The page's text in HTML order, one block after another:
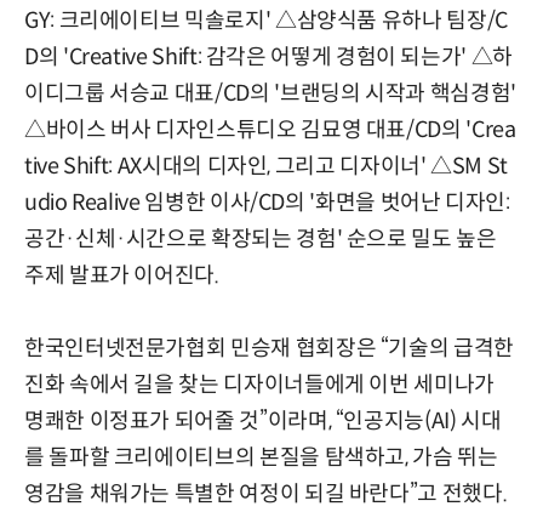
GY: 크리에이티브 믹솔로지' △삼양식품 유하나 팀장/C
D의 'Creative Shift: 감각은 어떻게 경험이 되는가' △하
이디그룹 서승교 대표/CD의 '브랜딩의 시작과 핵심경험'
△바이스 버사 디자인스튜디오 김묘영 대표/CD의 'Crea
tive Shift: AX시대의 디자인, 그리고 디자이너' △SM St
udio Realive 임병한 이사/CD의 '화면을 벗어난 디자인:
공간·신체·시간으로 확장되는 경험' 순으로 밀도 높은
주제 발표가 이어진다.
한국인터넷전문가협회 민승재 협회장은 “기술의 급격한
진화 속에서 길을 찾는 디자이너들에게 이번 세미나가
명쾌한 이정표가 되어줄 것”이라며, “인공지능(AI) 시대
를 돌파할 크리에이티브의 본질을 탐색하고, 가슴 뛰는
영감을 채워가는 특별한 여정이 되길 바란다”고 전했다.